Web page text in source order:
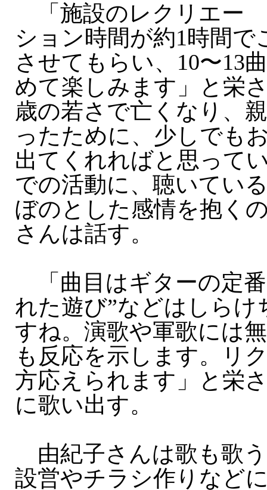
「施設のレクリエー
ション時間が約1時間で
させてもらい、10〜13
めて楽しみます」と栄
歳の若さで亡くなり、
ったために、少しでも
出てくれればと思って
での活動に、聴いてい
ぼのとした感情を抱く
さんは話す。
「曲目はギターの定
れた遊び”などはしらけ
すね。演歌や軍歌には
も反応を示します。リ
方応えられます」と栄
に歌い出す。
由紀子さんは歌も歌
設営やチラシ作りなど